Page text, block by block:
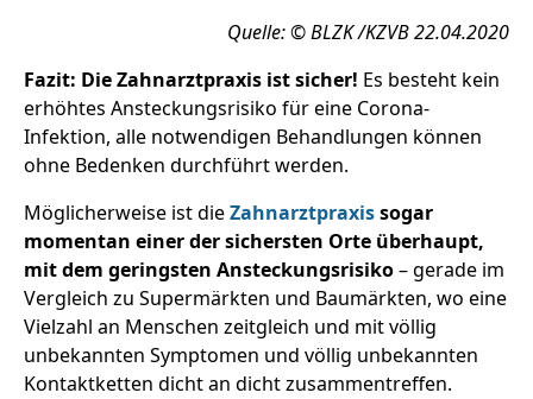
Quelle: © BLZK /KZVB 22.04.2020
Fazit: Die Zahnarztpraxis ist sicher! Es besteht kein
erhöhtes Ansteckungsrisiko für eine Corona-
Infektion, alle notwendigen Behandlungen können
ohne Bedenken durchführt werden.
Möglicherweise ist dieZahnarztpraxissogar
momentan einer der sichersten Orte überhaupt,
mit dem geringsten Ansteckungsrisiko– gerade im
Vergleich zu Supermärkten und Baumärkten, wo eine
Vielzahl an Menschen zeitgleich und mit völlig
unbekannten Symptomen und völlig unbekannten
Kontaktketten dicht an dicht zusammentreffen.